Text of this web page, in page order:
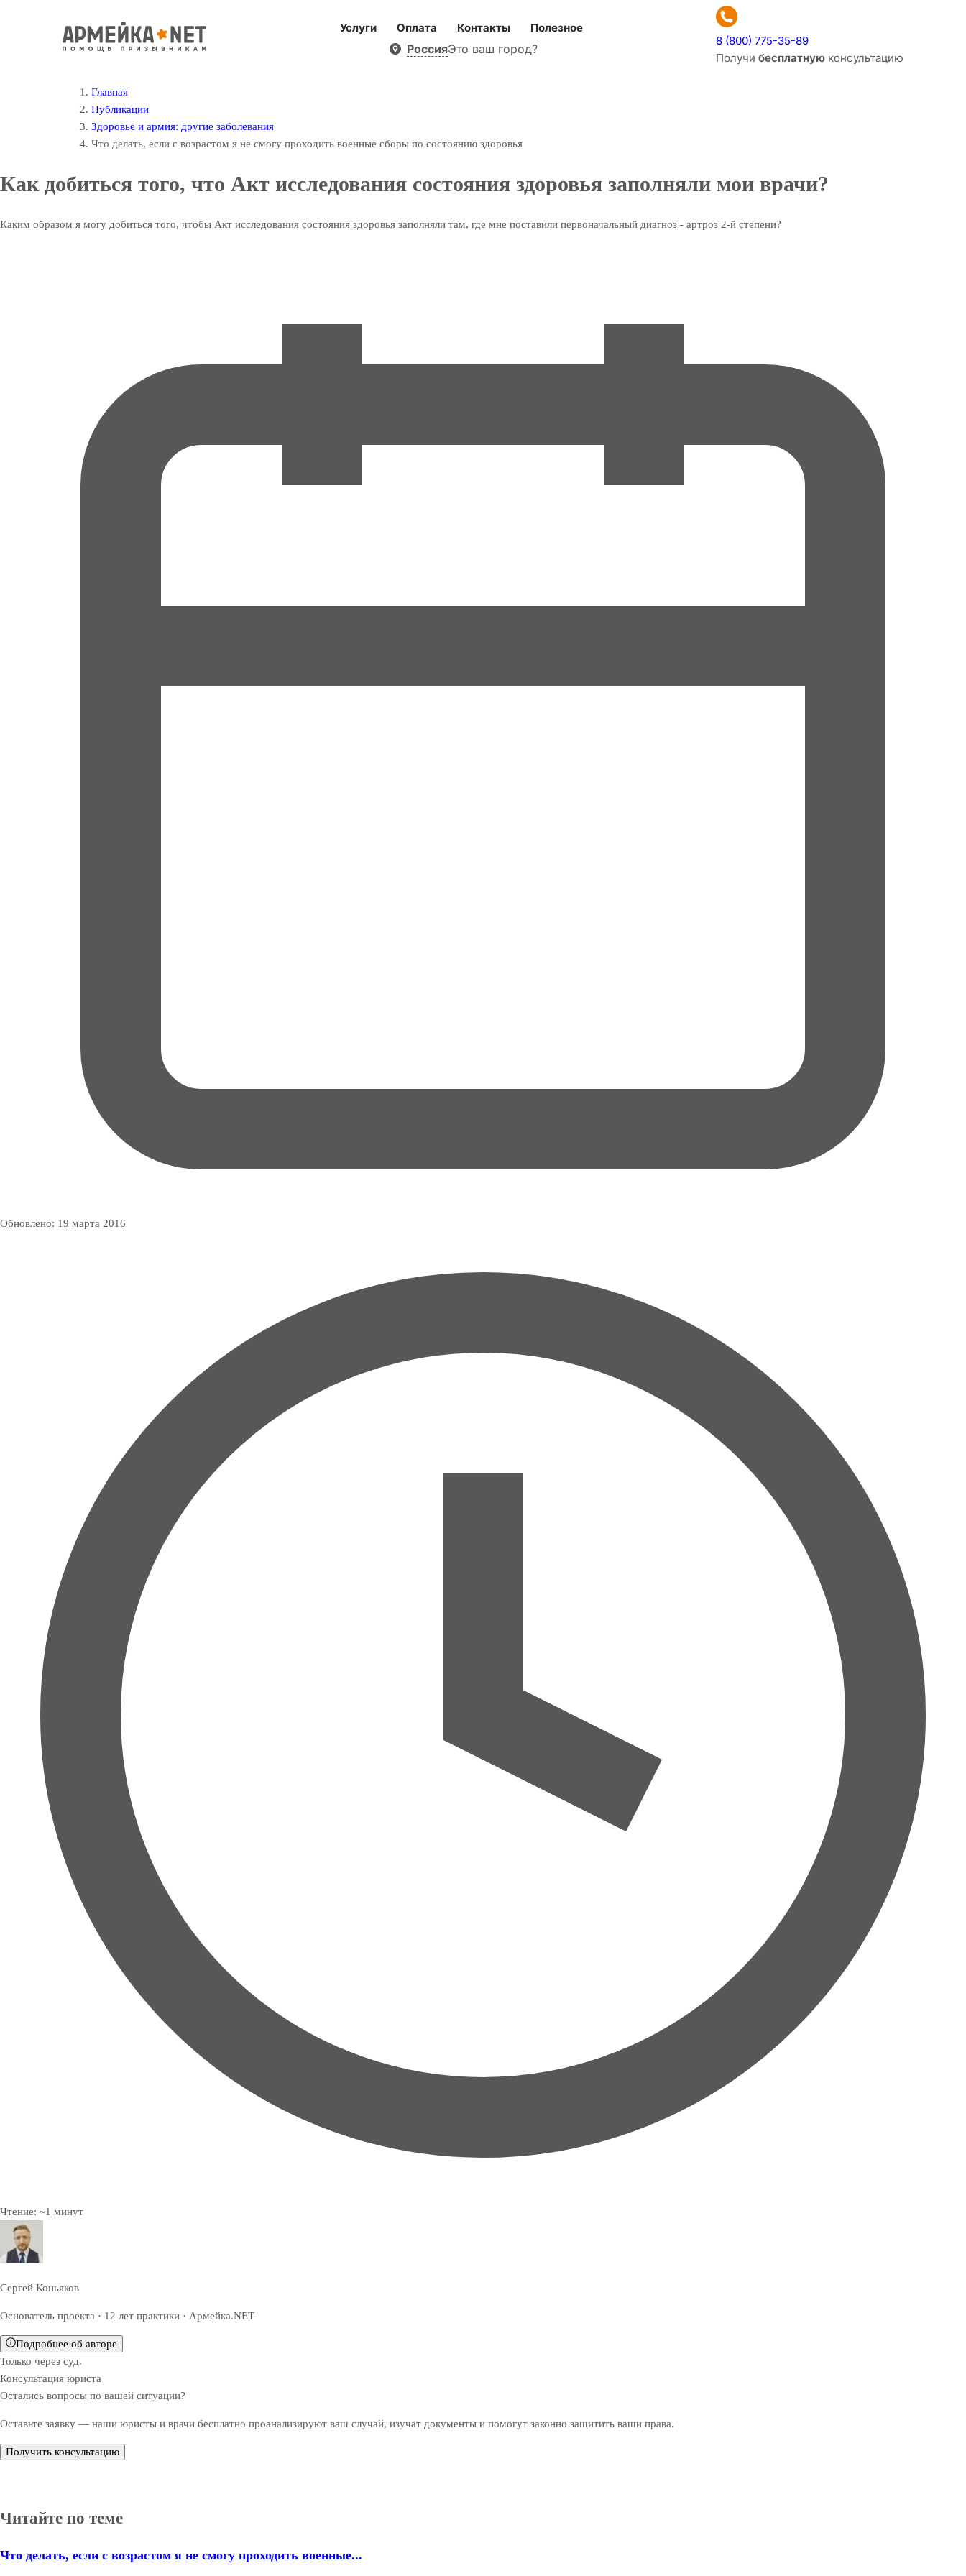
Услуги Оплата Контакты Полезное
РоссияЭто ваш город?
8 (800) 775-35-89
Получи бесплатную консультацию
Главная
Публикации
Здоровье и армия: другие заболевания
Что делать, если с возрастом я не смогу проходить военные сборы по состоянию здоровья
Как добиться того, что Акт исследования состояния здоровья заполняли мои врачи?
Каким образом я могу добиться того, чтобы Акт исследования состояния здоровья заполняли там, где мне поставили первоначальный диагноз - артроз 2-й степени?
Обновлено: 19 марта 2016
Чтение: ~1 минут
Сергей Коньяков
Основатель проекта · 12 лет практики · Армейка.NET
Подробнее об авторе
Только через суд.
Консультация юриста
Остались вопросы по вашей ситуации?
Оставьте заявку — наши юристы и врачи бесплатно проанализируют ваш случай, изучат документы и помогут законно защитить ваши права.
Получить консультацию
Читайте по теме
Что делать, если с возрастом я не смогу проходить военные...